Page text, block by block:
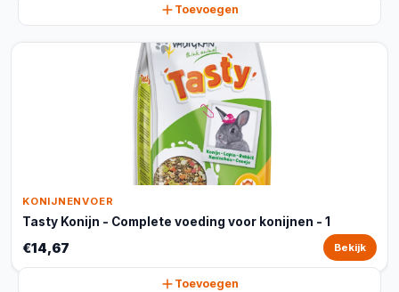
Toevoegen
KONIJNENVOER
Tasty Konijn - Complete voeding voor konijnen - 1
€14,67 Bekijk
Toevoegen